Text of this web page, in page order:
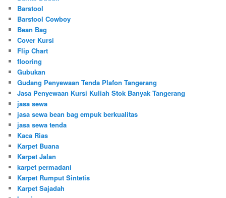
Barstool
Barstool Cowboy
Bean Bag
Cover Kursi
Flip Chart
flooring
Gubukan
Gudang Penyewaan Tenda Plafon Tangerang
Jasa Penyewaan Kursi Kuliah Stok Banyak Tangerang
jasa sewa
jasa sewa bean bag empuk berkualitas
jasa sewa tenda
Kaca Rias
Karpet Buana
Karpet Jalan
karpet permadani
Karpet Rumput Sintetis
Karpet Sajadah